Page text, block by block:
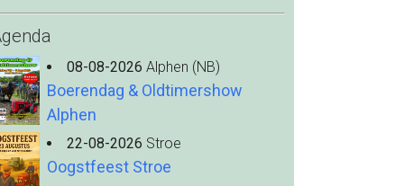
08-08-2026 Alphen (NB)
Boerendag & Oldtimershow
Alphen
22-08-2026 Stroe
Oogstfeest Stroe